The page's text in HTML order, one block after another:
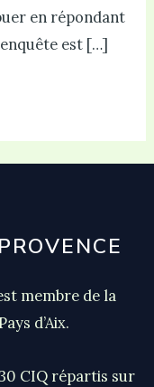
en répondant
est […]
membre de la
d’Aix.
CIQ répartis sur